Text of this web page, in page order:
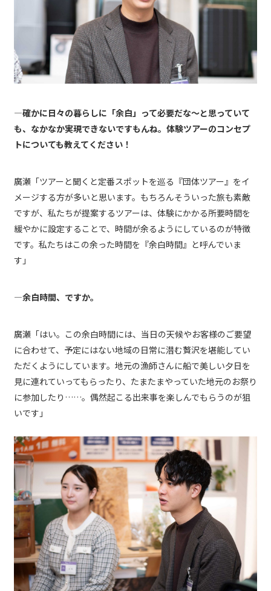
―確かに日々の暮らしに「余白」って必要だな〜と思っていて
も、なかなか実現できないですもんね。体験ツアーのコンセプ
トについても教えてください！
廣瀬「ツアーと聞くと定番スポットを巡る『団体ツアー』をイ
メージする方が多いと思います。もちろんそういった旅も素敵
ですが、私たちが提案するツアーは、体験にかかる所要時間を
緩やかに設定することで、時間が余るようにしているのが特徴
です。私たちはこの余った時間を『余白時間』と呼んでいま
す」
―余白時間、ですか。
廣瀬「はい。この余白時間には、当日の天候やお客様のご要望
に合わせて、予定にはない地域の日常に潜む贅沢を堪能してい
ただくようにしています。地元の漁師さんに船で美しい夕日を
見に連れていってもらったり、たまたまやっていた地元のお祭り
に参加したり……。偶然起こる出来事を楽しんでもらうのが狙
いです」